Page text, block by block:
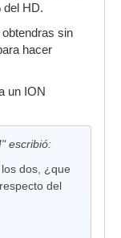
del HD.
sin
hacer
un ION
escribió:
dos, ¿que
del